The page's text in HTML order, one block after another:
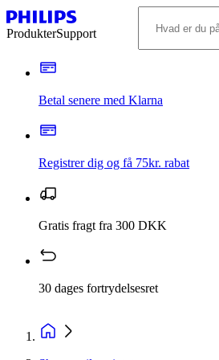
ProdukterSupport
Betal senere med Klarna
Registrer dig og få 75kr. rabat
Gratis fragt fra 300 DKK
30 dages fortrydelsesret